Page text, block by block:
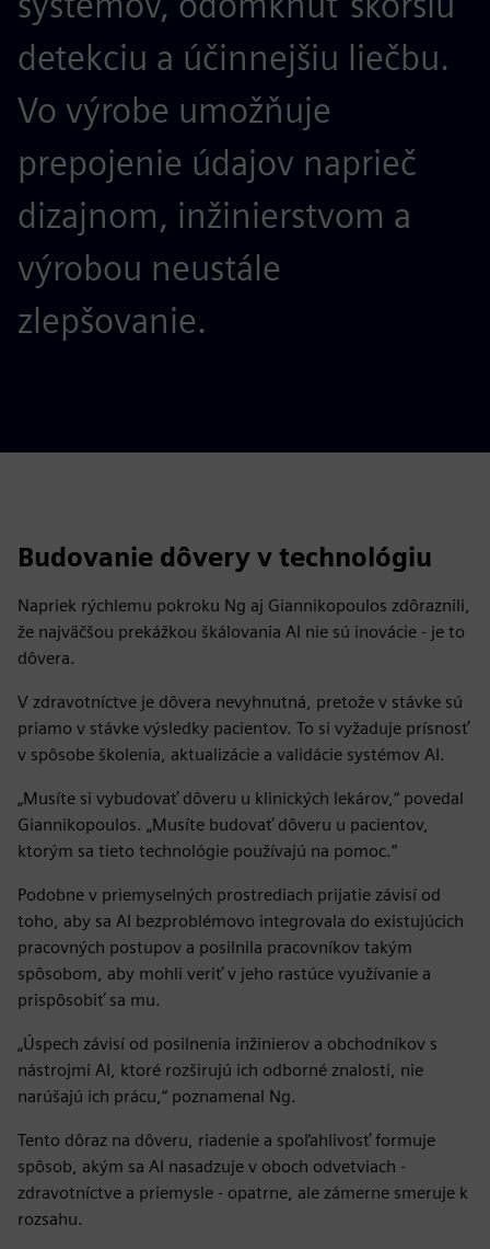
detekciu a účinnejšiu liečbu.
Vo výrobe umožňuje
prepojenie údajov naprieč
dizajnom, inžinierstvom a
výrobou neustále
zlepšovanie.
Budovanie dôvery v technológiu
Napriek rýchlemu pokroku Ng aj Giannikopoulos zdôraznili,
že najväčšou prekážkou škálovania AI nie sú inovácie - je to
dôvera.
V zdravotníctve je dôvera nevyhnutná, pretože v stávke sú
priamo v stávke výsledky pacientov. To si vyžaduje prísnosť
v spôsobe školenia, aktualizácie a validácie systémov AI.
„Musíte si vybudovať dôveru u klinických lekárov,“ povedal
Giannikopoulos. „Musíte budovať dôveru u pacientov,
ktorým sa tieto technológie používajú na pomoc.“
Podobne v priemyselných prostrediach prijatie závisí od
toho, aby sa AI bezproblémovo integrovala do existujúcich
pracovných postupov a posilnila pracovníkov takým
spôsobom, aby mohli veriť v jeho rastúce využívanie a
prispôsobiť sa mu.
„Úspech závisí od posilnenia inžinierov a obchodníkov s
nástrojmi AI, ktoré rozširujú ich odborné znalosti, nie
narúšajú ich prácu,“ poznamenal Ng.
Tento dôraz na dôveru, riadenie a spoľahlivosť formuje
spôsob, akým sa AI nasadzuje v oboch odvetviach -
zdravotníctve a priemysle - opatrne, ale zámerne smeruje k
rozsahu.